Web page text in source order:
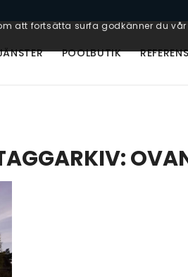
POOLBUTIK
att fortsätta surfa godkänner du vår